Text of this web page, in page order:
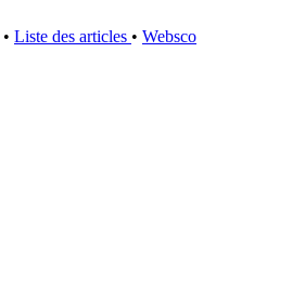
• Liste des articles • Websco